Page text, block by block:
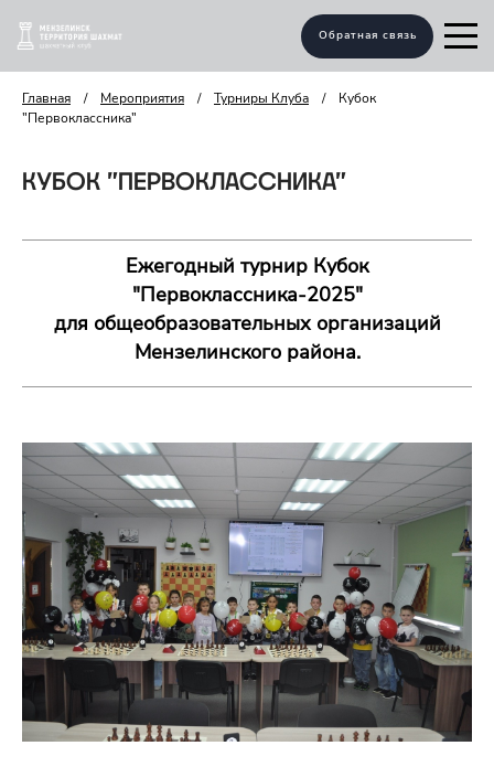
Обратная связь
Главная / Мероприятия / Турниры Клуба /
Кубок
"Первоклассника"
КУБОК "ПЕРВОКЛАССНИКА"
Ежегодный турнир Кубок
"Первоклассника-2025"
для общеобразовательных организаций
Мензелинского района.